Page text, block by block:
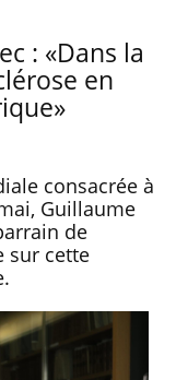
: «Dans la
en
consacrée à
Guillaume
de
sur cette